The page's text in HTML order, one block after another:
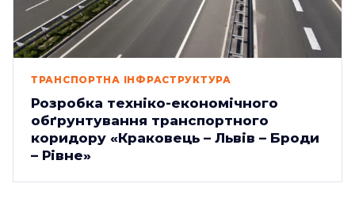
ТРАНСПОРТНА ІНФРАСТРУКТУРА
Розробка техніко-економічного
обґрунтування транспортного
коридору «Краковець – Львів – Броди
– Рівне»